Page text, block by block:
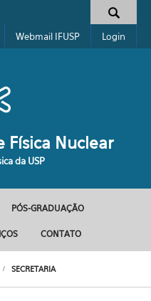
busca
Webmail IFUSP Login
Física Nuclear
da USP
PÓS-GRADUAÇÃO
CONTATO
SECRETARIA